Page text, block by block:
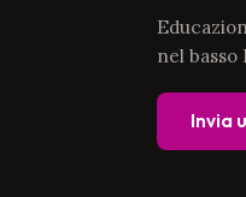
nel basso
Invia